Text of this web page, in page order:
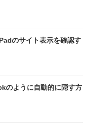
のサイト表示を確認す
のように自動的に隠す方